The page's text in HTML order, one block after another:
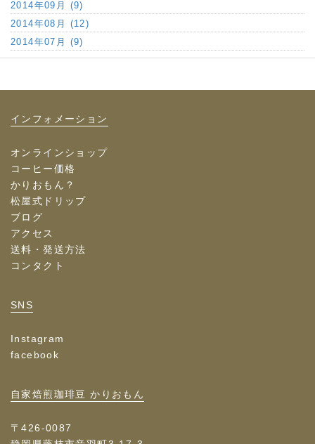
2014年09月 (9)
2014年08月 (12)
2014年07月 (9)
インフォメーション
オンラインショップ
コーヒー価格
かりおもん？
松屋式ドリップ
ブログ
アクセス
送料・発送方法
コンタクト
SNS
Instagram
facebook
自家焙煎珈琲豆 かりおもん
〒426-0087